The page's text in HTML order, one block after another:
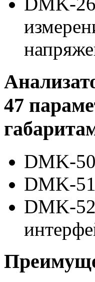
47
DMK-50
DMK-51
DMK-52